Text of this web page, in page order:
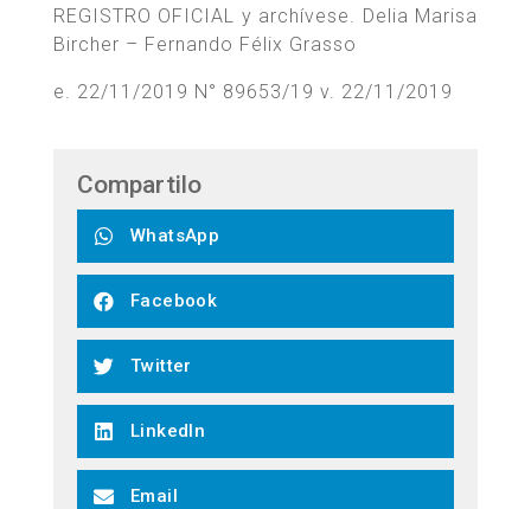
REGISTRO OFICIAL y archívese. Delia Marisa
Bircher – Fernando Félix Grasso
e. 22/11/2019 N° 89653/19 v. 22/11/2019
Compartilo
WhatsApp
Facebook
Twitter
LinkedIn
Email